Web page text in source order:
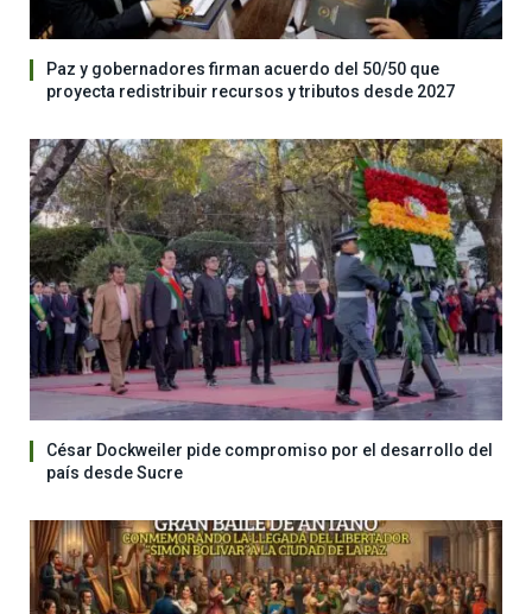
Paz y gobernadores firman acuerdo del 50/50 que
proyecta redistribuir recursos y tributos desde 2027
César Dockweiler pide compromiso por el desarrollo del
país desde Sucre